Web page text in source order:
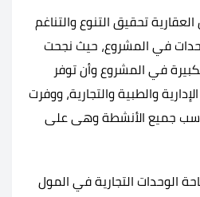
تحقيق التنوع والتناغم
في المشروع، حيث نجحت
في المشروع وأن توفر
والطبية والتجارية، ووفرت
جميع الأنشطة وهى على
الوحدات التجارية في المول